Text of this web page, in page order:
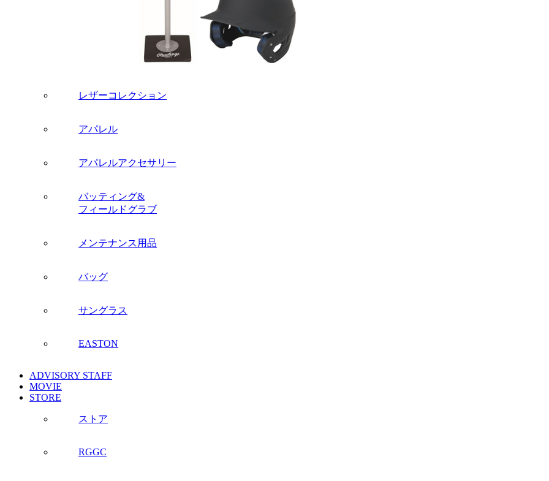
レザーコレクション
アパレル
アパレルアクセサリー
バッティング&
フィールドグラブ
メンテナンス用品
バッグ
サングラス
EASTON
ADVISORY STAFF
MOVIE
STORE
ストア
RGGC